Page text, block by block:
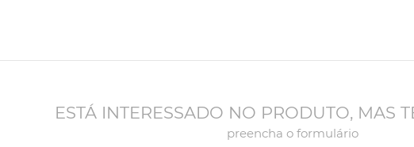
ESTÁ INTERESSADO NO PRODUTO, MAS
preencha o formulário